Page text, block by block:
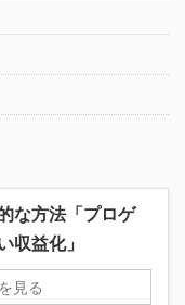
な方法「プロゲ
収益化」
見る